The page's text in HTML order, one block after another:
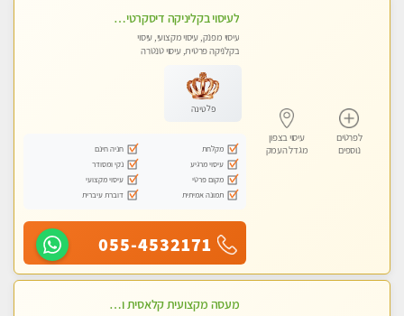
לפרטים
נוספים
עיסוי בצפון
מגדל העמק
לעיסוי בקליניקה דיסקרטית -בחיפה
עיסוי מפנק, עיסוי מקצועי, עיסוי
בקלניקה פרטית, עיסוי טנטרה
פלטינה
מקלחת
חניה חינם
עיסוי מרגיע
נקי ומסודר
מקום פרטי
עיסוי מקצועי
תמונה אמיתית
דוברת עיברית
055-4532171
מעסה מקצועית קלאסית ומפנקת בחיפה